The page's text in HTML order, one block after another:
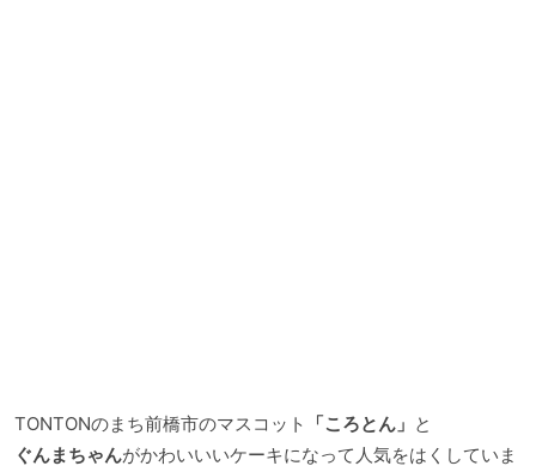
TONTONのまち前橋市のマスコット 「ころとん」 と
ぐんまちゃんがかわいいいケーキになって人気をはくしていま